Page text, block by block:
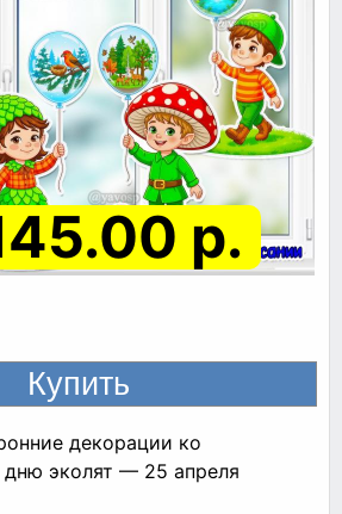
р.
декорации ко
эколят — 25 апреля